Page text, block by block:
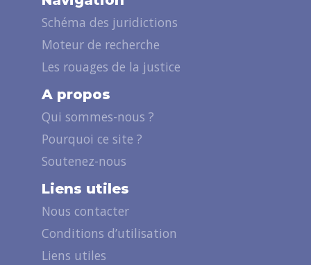
Schéma des juridictions
Moteur de recherche
Les rouages de la justice
A propos
Qui sommes-nous ?
Pourquoi ce site ?
Soutenez-nous
Liens utiles
Nous contacter
Conditions d’utilisation
Liens utiles